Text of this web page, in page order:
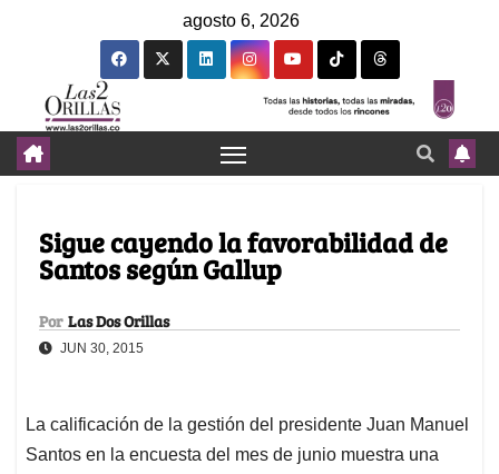
agosto 6, 2026
Sigue cayendo la favorabilidad de
Santos según Gallup
Por Las Dos Orillas
JUN 30, 2015
La calificación de la gestión del presidente Juan Manuel
Santos en la encuesta del mes de junio muestra una